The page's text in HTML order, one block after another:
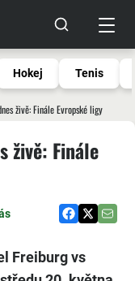
Hokej Tenis
živě: Finále Evropské ligy
živě: Finále
Freiburg vs